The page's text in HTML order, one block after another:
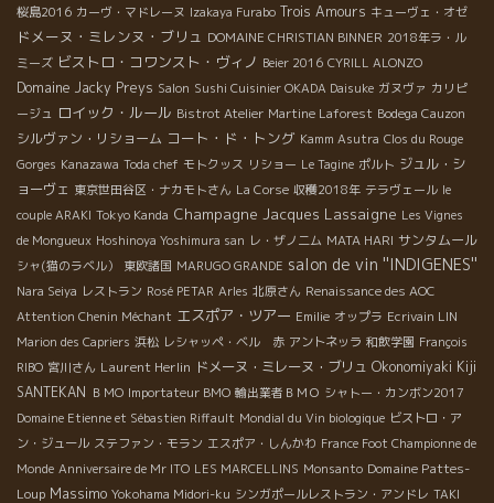
桜島2016 カーヴ・マドレーヌ Izakaya Furabo Trois Amours キューヴェ・オゼ
ドメーヌ・ミレンヌ・ブリュ DOMAINE CHRISTIAN BINNER 2018年ラ・ル
ミーズ ビストロ・コワンスト・ヴィノ Beier 2016 CYRILL ALONZO
Domaine Jacky Preys Salon Sushi Cuisinier OKADA Daisuke ガヌヴァ カリピ
ージュ ロイック・ルール Bistrot Atelier Martine Laforest Bodega Cauzon
シルヴァン・リショーム コート・ド・トング Kamm Asutra Clos du Rouge
Gorges Kanazawa Toda chef モトクッス リショー Le Tagine ポルト ジュル・シ
ョーヴェ 東京世田谷区・ナカモトさん La Corse 収穫2018年 テラヴェール le
couple ARAKI Tokyo Kanda Champagne Jacques Lassaigne Les Vignes
de Mongueux Hoshinoya Yoshimura san レ・ザノ二ム MATA HARI サンタムール
シャ(猫のラベル） 東欧諸国 MARUGO GRANDE salon de vin ''INDIGENES''
Nara Seiya レストラン Rosé PETAR Arles 北原さん Renaissance des AOC
Attention Chenin Méchant エスポア・ツアー Emilie オップラ Ecrivain LIN
Marion des Capriers 浜松 レシャッペ・ベル 赤 アントネッラ 和飲学園 François
RIBO 宮川さん Laurent Herlin ドメーヌ・ミレーヌ・ブリュ Okonomiyaki Kiji
SANTEKAN ＢＭО Importateur BMO 輸出業者ＢＭＯ シャトー・カンボン2017
Domaine Etienne et Sébastien Riffault Mondial du Vin biologique ビストロ・ア
ン・ジュール ステファン・モラン エスポア・しんかわ France Foot Championne de
Monde Anniversaire de Mr ITO LES MARCELLINS Monsanto Domaine Pattes-
Loup Massimo Yokohama Midori-ku シンガポールレストラン・アンドレ TAKI